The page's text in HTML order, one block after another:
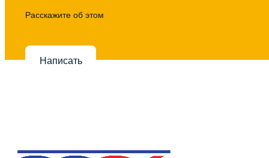
Расскажите об этом
Написать